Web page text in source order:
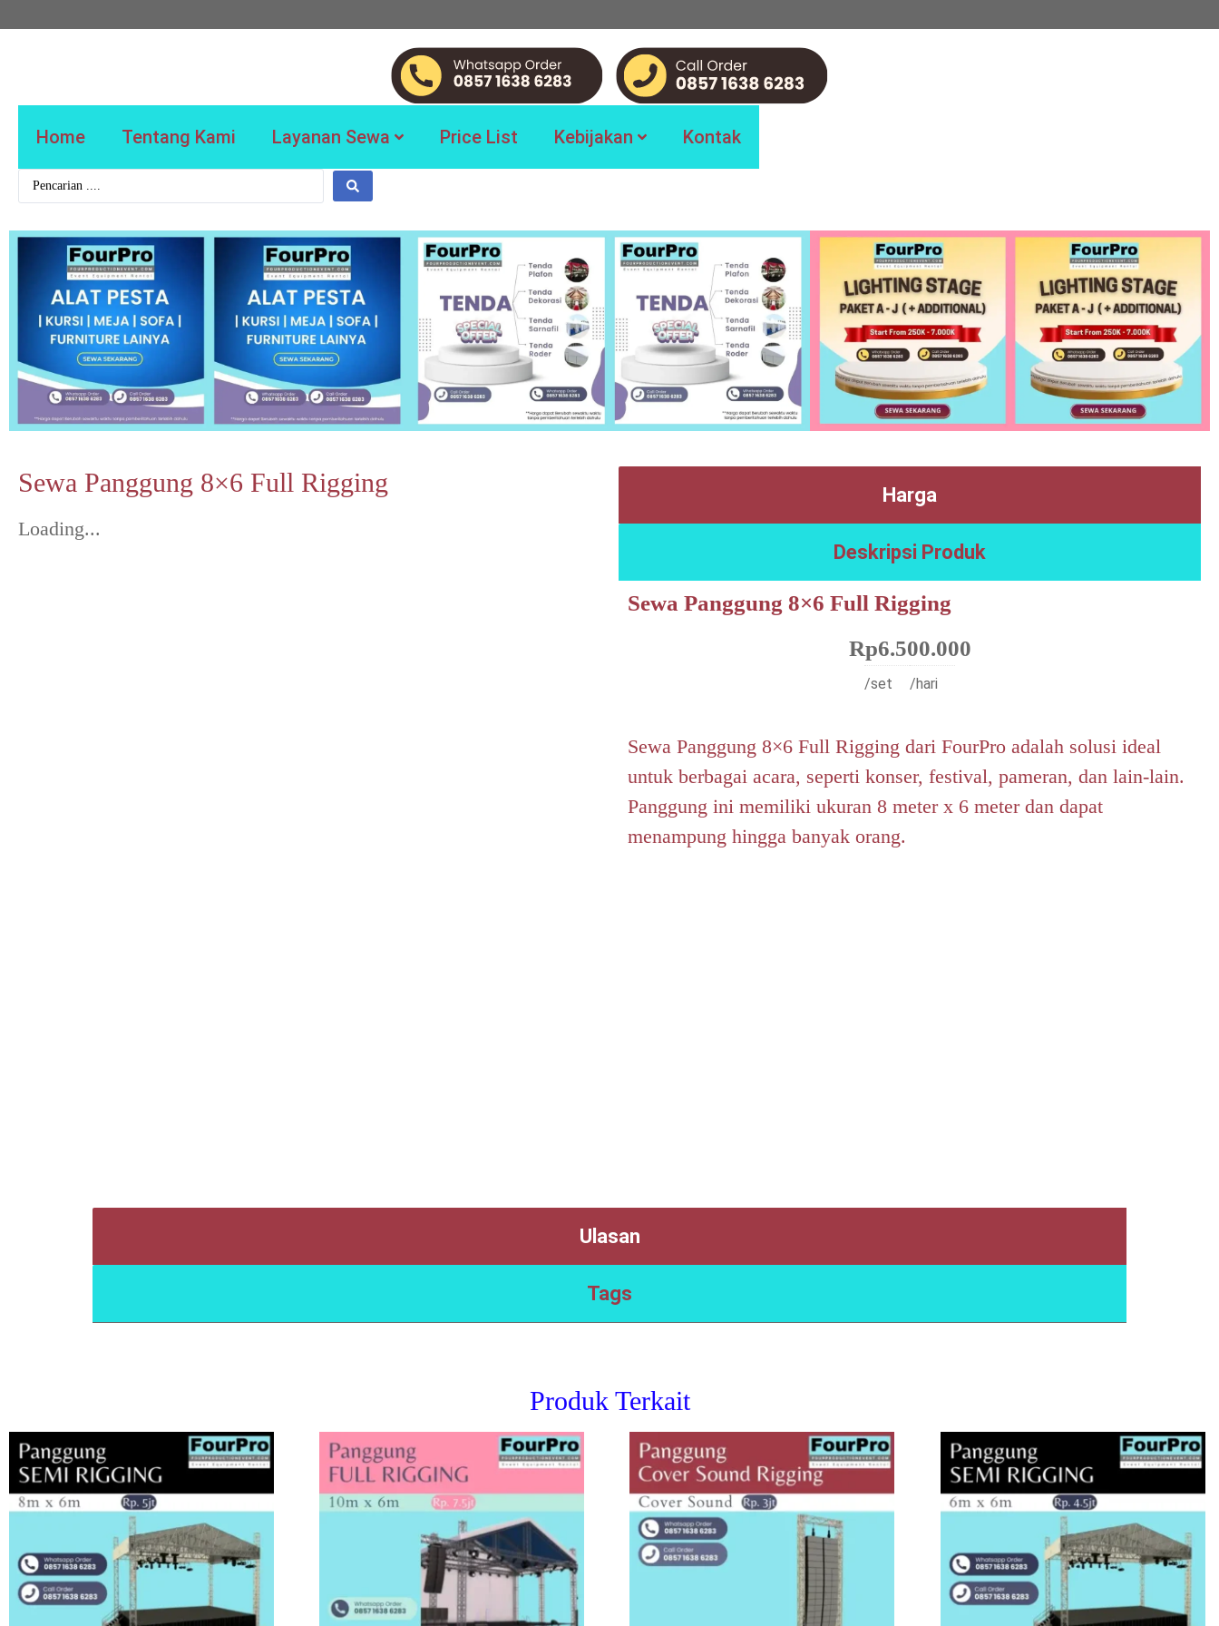
Home Tentang Kami Layanan Sewa Price List Kebijakan Kontak
Sewa Panggung 8×6 Full Rigging
Loading...
Harga
Deskripsi Produk
Sewa Panggung 8×6 Full Rigging
Rp6.500.000
/set /hari
Sewa Panggung 8×6 Full Rigging dari FourPro adalah solusi ideal
untuk berbagai acara, seperti konser, festival, pameran, dan lain-lain.
Panggung ini memiliki ukuran 8 meter x 6 meter dan dapat
menampung hingga banyak orang.
Ulasan
Tags
Produk Terkait